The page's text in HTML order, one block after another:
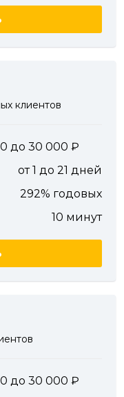
клиентов
до 30 000
от 1 до 21 дней
292% годовых
10 минут
до 30 000